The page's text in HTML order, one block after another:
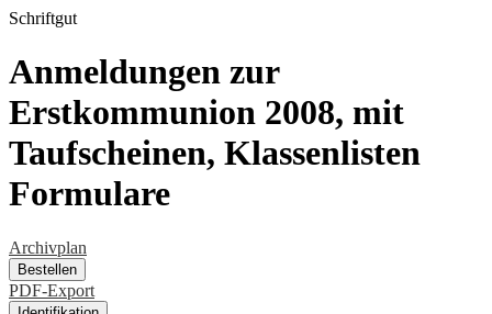
Schriftgut
Anmeldungen zur
Erstkommunion 2008, mit
Taufscheinen, Klassenlisten
Formulare
Archivplan
Bestellen
PDF-Export